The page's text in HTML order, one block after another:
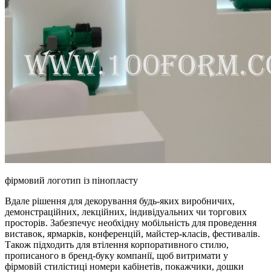
фірмовий логотип із пінопласту
Вдале рішення для декорування будь-яких виробничих,
демонстраційних, лекційних, індивідуальних чи торгових
просторів. Забезпечує необхідну мобільність для проведення
виставок, ярмарків, конференцій, майстер-класів, фестивалів.
Також підходить для втілення корпоративного стилю,
прописаного в бренд-буку компанії, щоб витримати у
фірмовій стилістиці номери кабінетів, покажчики, дошки